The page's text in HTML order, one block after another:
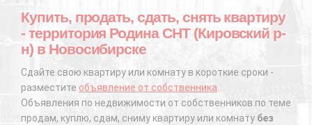
Купить, продать, сдать, снять квартиру
- территория Родина СНТ (Кировский р-
н) в Новосибирске
Сдайте свою квартиру или комнату в короткие сроки -
разместите объявление от собственника.
Объявления по недвижимости от собственников по теме
продам, куплю, сдам, сниму квартиру или комнату без